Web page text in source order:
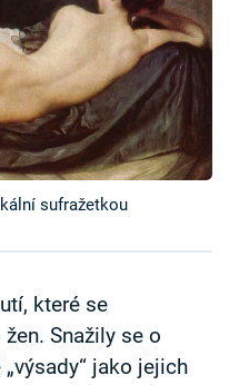
sufražetkou
které se
Snažily se o
jako jejich